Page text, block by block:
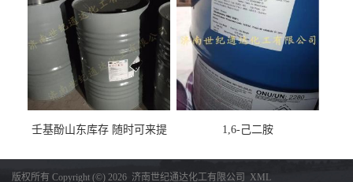
壬基酚山东库存 随时可来提
1,6-己二胺
版权所有 Copyright (©) 2026 济南世纪通达化工有限公司 XML